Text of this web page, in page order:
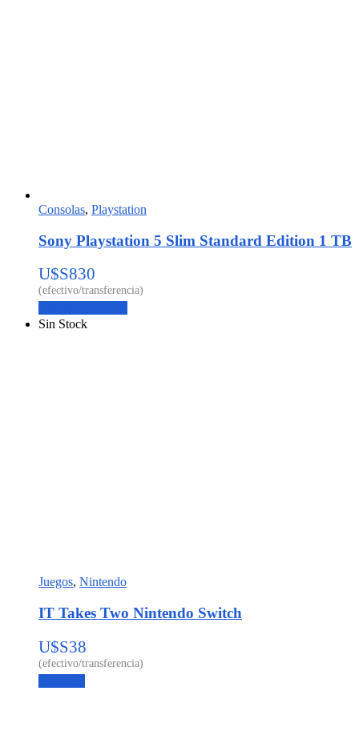
Consolas, Playstation
Sony Playstation 5 Slim Standard Edition 1 TB
U$S830
Sin Stock
Juegos, Nintendo
IT Takes Two Nintendo Switch
U$S38